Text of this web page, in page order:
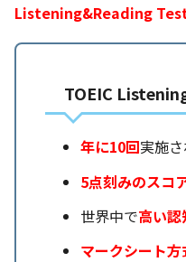
Listening&Reading Test
TOEIC
年に10回実施
5点刻みのスコ
世界中で高い認
マークシート方